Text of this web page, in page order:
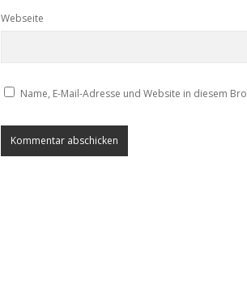
Webseite
Name, E-Mail-Adresse und Website in diesem